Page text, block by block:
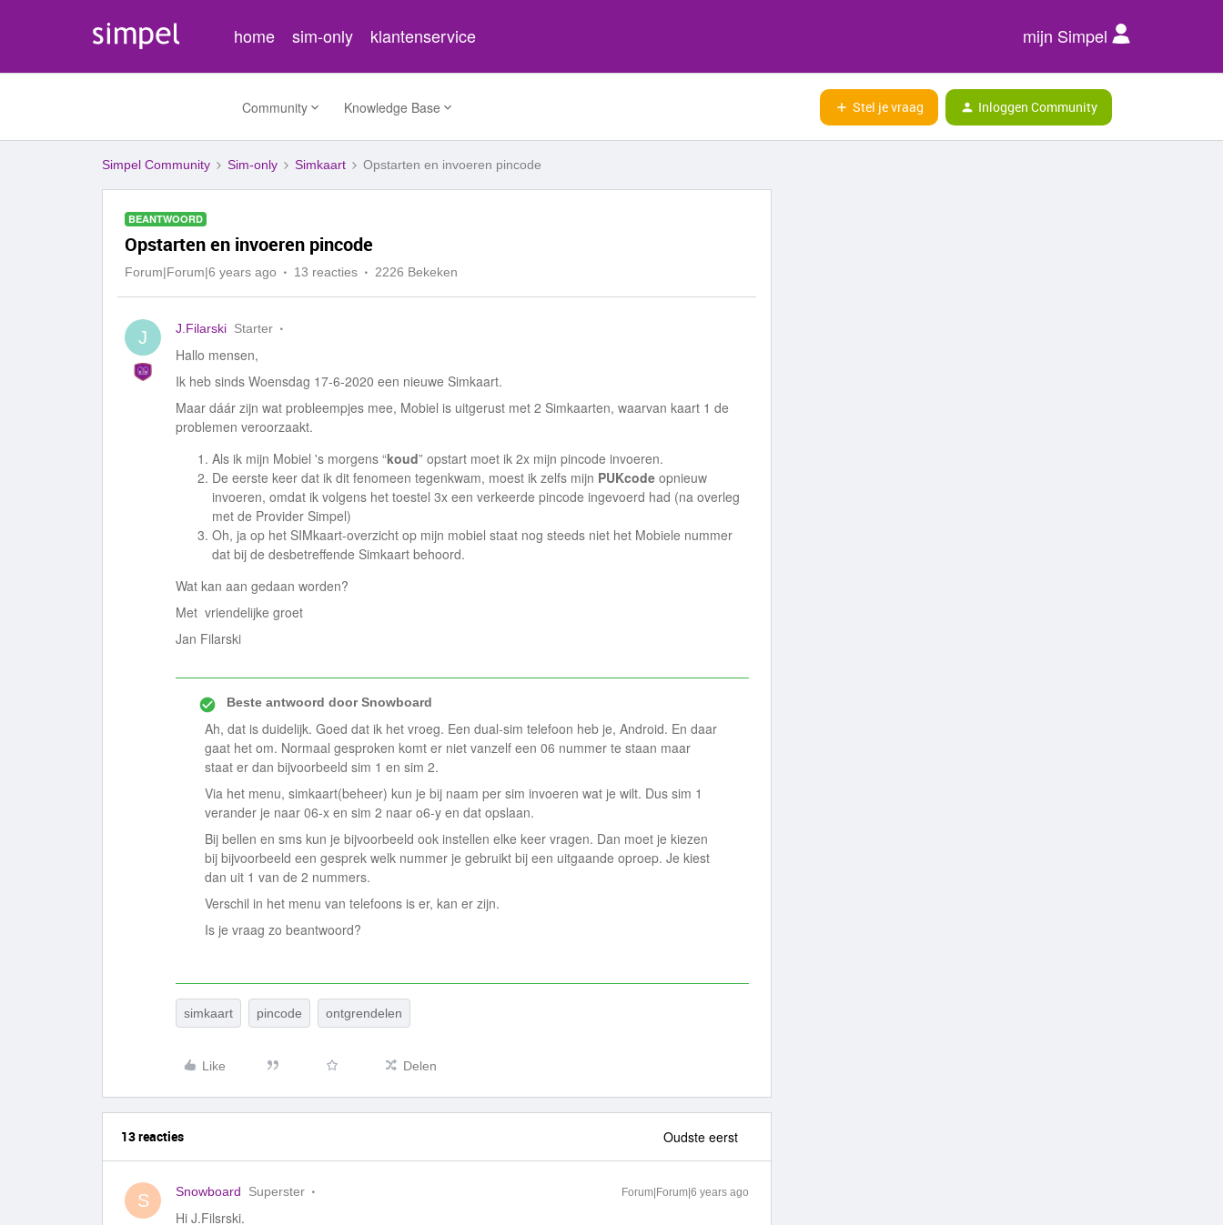
home sim-only klantenservice mijn Simpel
Community Knowledge Base Stel je vraag Inloggen Community
Simpel Community Sim-only Simkaart Opstarten en invoeren pincode
BEANTWOORD
Opstarten en invoeren pincode
Forum|Forum|6 years ago 13 reacties 2226 Bekeken
J J.Filarski Starter
Hallo mensen,
Ik heb sinds Woensdag 17-6-2020 een nieuwe Simkaart.
Maar dáár zijn wat probleempjes mee, Mobiel is uitgerust met 2 Simkaarten, waarvan kaart 1 de
problemen veroorzaakt.
Als ik mijn Mobiel 's morgens “koud” opstart moet ik 2x mijn pincode invoeren.
De eerste keer dat ik dit fenomeen tegenkwam, moest ik zelfs mijn PUKcode opnieuw
invoeren, omdat ik volgens het toestel 3x een verkeerde pincode ingevoerd had (na overleg
met de Provider Simpel)
Oh, ja op het SIMkaart-overzicht op mijn mobiel staat nog steeds niet het Mobiele nummer
dat bij de desbetreffende Simkaart behoord.
Wat kan aan gedaan worden?
Met vriendelijke groet
Jan Filarski
Beste antwoord doorSnowboard
Ah, dat is duidelijk. Goed dat ik het vroeg. Een dual-sim telefoon heb je, Android. En daar
gaat het om. Normaal gesproken komt er niet vanzelf een 06 nummer te staan maar
staat er dan bijvoorbeeld sim 1 en sim 2.
Via het menu, simkaart(beheer) kun je bij naam per sim invoeren wat je wilt. Dus sim 1
verander je naar 06-x en sim 2 naar o6-y en dat opslaan.
Bij bellen en sms kun je bijvoorbeeld ook instellen elke keer vragen. Dan moet je kiezen
bij bijvoorbeeld een gesprek welk nummer je gebruikt bij een uitgaande oproep. Je kiest
dan uit 1 van de 2 nummers.
Verschil in het menu van telefoons is er, kan er zijn.
Is je vraag zo beantwoord?
simkaart pincode ontgrendelen
Like Delen
13 reacties Oudste eerst
S Snowboard Superster Forum|Forum|6 years ago
Hi J.Filsrski.